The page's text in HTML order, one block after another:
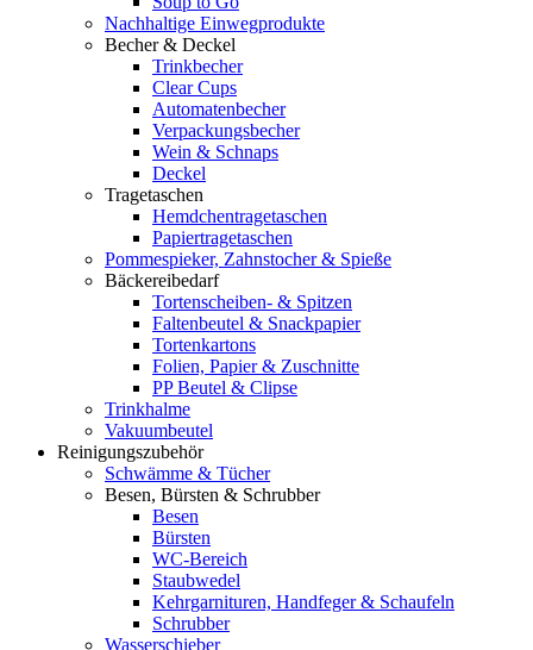
Nachhaltige Einwegprodukte
Becher & Deckel
Trinkbecher
Clear Cups
Automatenbecher
Verpackungsbecher
Wein & Schnaps
Deckel
Tragetaschen
Hemdchentragetaschen
Papiertragetaschen
Pommespieker, Zahnstocher & Spieße
Bäckereibedarf
Tortenscheiben- & Spitzen
Faltenbeutel & Snackpapier
Tortenkartons
Folien, Papier & Zuschnitte
PP Beutel & Clipse
Trinkhalme
Vakuumbeutel
Reinigungszubehör
Schwämme & Tücher
Besen, Bürsten & Schrubber
Besen
Bürsten
WC-Bereich
Staubwedel
Kehrgarnituren, Handfeger & Schaufeln
Schrubber
Wasserschieber